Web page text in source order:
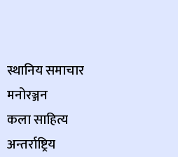
स्थानिय समाचार
मनोरञ्जन
कला साहित्य
अन्तर्राष्ट्रिय